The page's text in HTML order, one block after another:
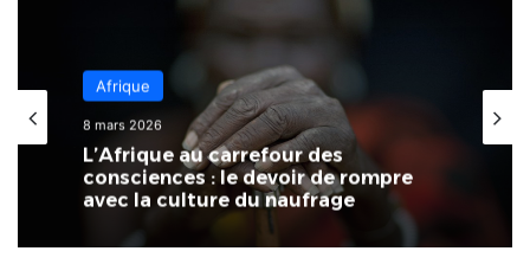
Afrique
8 mars 2026
L’Afrique au carrefour des
consciences : le devoir de rompre
avec la culture du naufrage